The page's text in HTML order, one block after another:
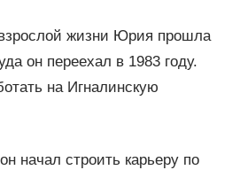
жизни Юрия прошла
он переехал в 1983 году.
на Игналинскую
начал строить карьеру по